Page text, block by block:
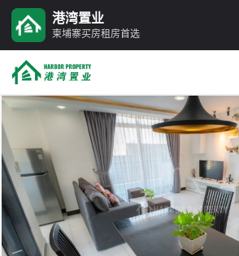
港湾置业
柬埔寨买房租房首选